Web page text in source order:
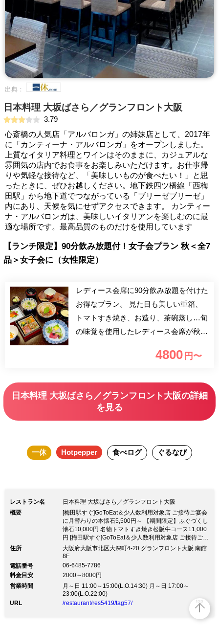
出典：
日本料理 大坂ばさら／グランフロント大阪
3.79
心斎橋の人気店「アルバロンガ」の姉妹店として、2017年
に「カンティーナ・アルバロンガ」をオープンしました。
上質なイタリア料理とワインはそのままに、カジュアルな
雰囲気の店内でお食事をお楽しみいただけます。お仕事帰
りや気軽な接待など、「美味しいものが食べたい！」と思
ったときに、ぜひお越しください。地下鉄四ツ橋線「西梅
田駅」から地下道でつながっている「ブリーゼブリーゼ」
内にあり、天候を気にせずアクセスできます。 カンティー
ナ・アルバロンガは、美味しいイタリアンを楽しむのに最
適な場所です。最高品質のものだけを使用しています
【ランチ限定】90分飲み放題付！女子会プラン 秋＜全7
品＞女子会に（女性限定）
レディース会席に90分飲み放題を付けた
お得なプラン。 見た目も美しい重箱、
トマトすき焼き、お造り、茶碗蒸し…旬
の味覚を使用したレディース会席が秋の
お愉しみいただけます。 【女性限定】
4800 円〜
日本料理 大坂ばさら／グランフロント大阪の詳細
を見る
一休 Hotpepper 食べログ ぐるなび
レストラン名
日本料理 大坂ばさら／グランフロント大阪
概要
[梅田駅すぐ]GoToEat＆少人数利用対象店 ご接待ご宴会
に月替わりの本懐石5,500円～ 【期間限定】ふぐづくし
懐石10,000円 名物トマトすき焼き松阪牛コース11,000
円 [梅田駅すぐ]GoToEat＆少人数利用対象店 ご接待ご宴
会に月替わりの本懐石5,500円～ 【期間限定】ふぐづく
し懐石10,000円 名物トマトすき焼き松阪牛コース
11,000円[大阪感染防止宣言ステッカー][大阪コロナ追跡
システム]導入店 日本料理人小山裕久の繊細な味を受け
継いだ職人達の本格懐石がお愉しみいただけます。 東
京三田店で2011年から3年連続でミシュラン一つ星を獲
得。 正統派日本料理に、斬新なアイデアをプラス。季
節感や伝統の技を大切にしながらも、「ばさら＝自由き
ままに」の店名の通り、懐石料理に留まらないお料理を
お楽しみください。 ■名物トマトすき焼き6200円～ ■松
住所
大阪府大阪市北区大深町4-20 グランフロント大阪 南館
8F
電話番号
06-6485-7786
料金目安
2000～8000円
営業時間
月～日 11:00～15:00(L.O.14:30) 月～日 17:00～
23:00(L.O.22:00)
URL
/restaurant/res5419/tag57/ top